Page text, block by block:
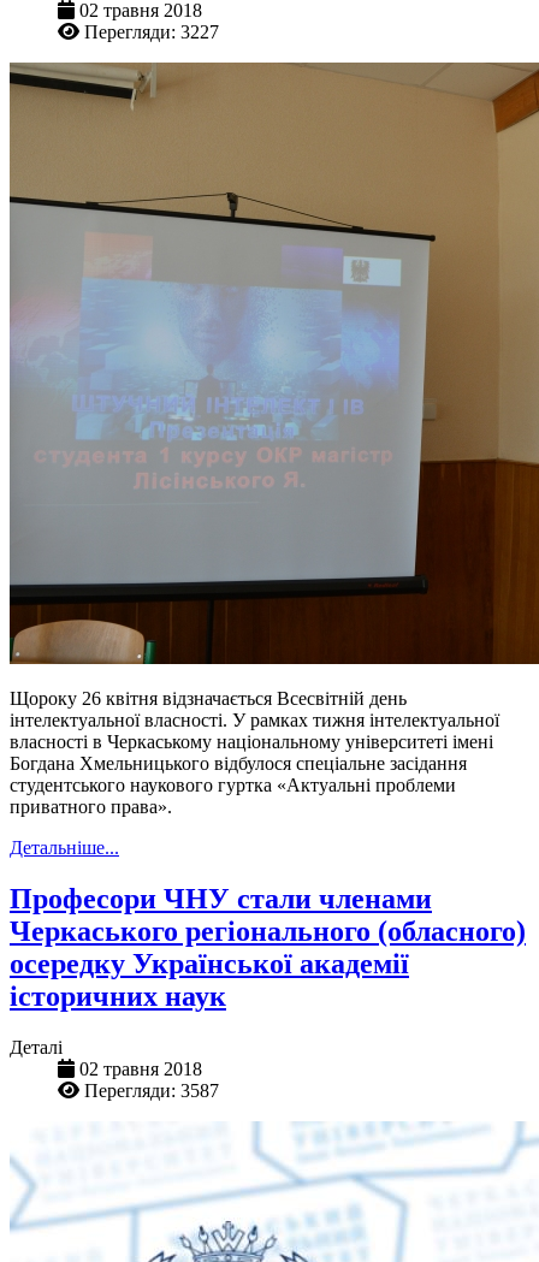
02 травня 2018
Перегляди: 3227
Щороку 26 квітня відзначається Всесвітній день
інтелектуальної власності. У рамках тижня інтелектуальної
власності в Черкаському національному університеті імені
Богдана Хмельницького відбулося спеціальне засідання
студентського наукового гуртка «Актуальні проблеми
приватного права».
Детальніше...
Професори ЧНУ стали членами
Черкаського регіонального (обласного)
осередку Української академії
історичних наук
Деталі
02 травня 2018
Перегляди: 3587